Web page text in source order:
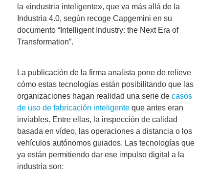
la «industria inteligente», que va más allá de la
Industria 4.0, según recoge Capgemini en su
documento “Intelligent Industry: the Next Era of
Transformation”.
La publicación de la firma analista pone de relieve
cómo estas tecnologías están posibilitando que las
organizaciones hagan realidad una serie de casos
de uso de fabricación inteligente que antes eran
inviables. Entre ellas, la inspección de calidad
basada en vídeo, las operaciones a distancia o los
vehículos autónomos guiados. Las tecnologías que
ya están permitiendo dar ese impulso digital a la
industria son: